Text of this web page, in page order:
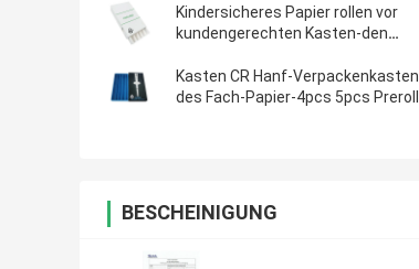
Kindersicheres Papier rollen vor
kundengerechten Kasten-den
Kasten CR Hanf-Verpackenkasten
des Fach-Papier-4pcs 5pcs Preroll
BESCHEINIGUNG